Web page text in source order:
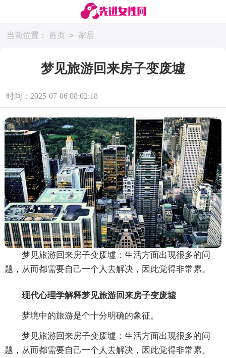
当前位置： 首页 > 家居
梦见旅游回来房子变废墟
时间：2025-07-06 08:02:18
梦见旅游回来房子变废墟：生活方面出现很多的问
题，从而都需要自己一个人去解决，因此觉得非常累。
现代心理学解释梦见旅游回来房子变废墟
梦境中的旅游是个十分明确的象征。
梦见旅游回来房子变废墟：生活方面出现很多的问
题，从而都需要自己一个人去解决，因此觉得非常累。